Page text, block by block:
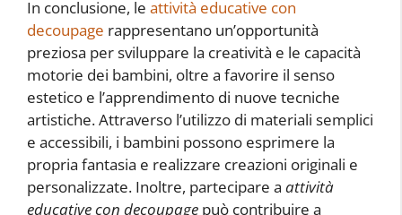
In conclusione, le attività educative con
decoupage rappresentano un’opportunità
preziosa per sviluppare la creatività e le capacità
motorie dei bambini, oltre a favorire il senso
estetico e l’apprendimento di nuove tecniche
artistiche. Attraverso l’utilizzo di materiali semplici
e accessibili, i bambini possono esprimere la
propria fantasia e realizzare creazioni originali e
personalizzate. Inoltre, partecipare a attività
educative con decoupage può contribuire a